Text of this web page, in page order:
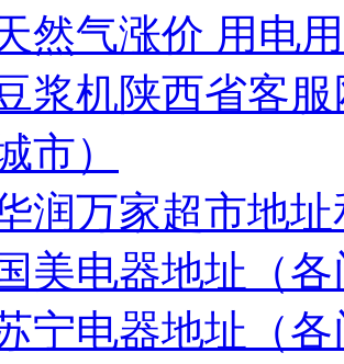
然气涨价 用电
浆机陕西省客
市）
润万家超市地
美电器地址（
宁电器地址（